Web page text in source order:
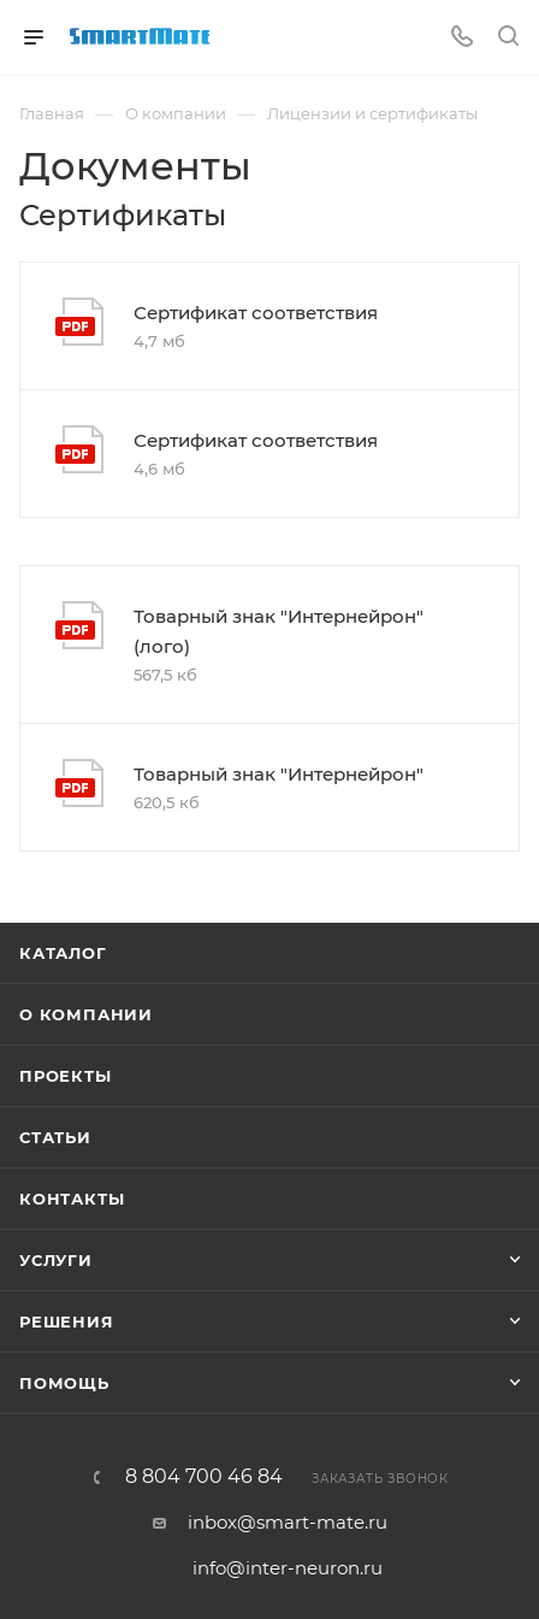
Главная — О компании — Лицензии и сертификаты
Документы
Сертификаты
Сертификат соответствия
4,7 мб
Сертификат соответствия
4,6 мб
Товарный знак "Интернейрон"
(лого)
567,5 кб
Товарный знак "Интернейрон"
620,5 кб
КАТАЛОГ
О КОМПАНИИ
ПРОЕКТЫ
СТАТЬИ
КОНТАКТЫ
УСЛУГИ
РЕШЕНИЯ
ПОМОЩЬ
8 804 700 46 84 ЗАКАЗАТЬ ЗВОНОК
inbox@smart-mate.ru
info@inter-neuron.ru